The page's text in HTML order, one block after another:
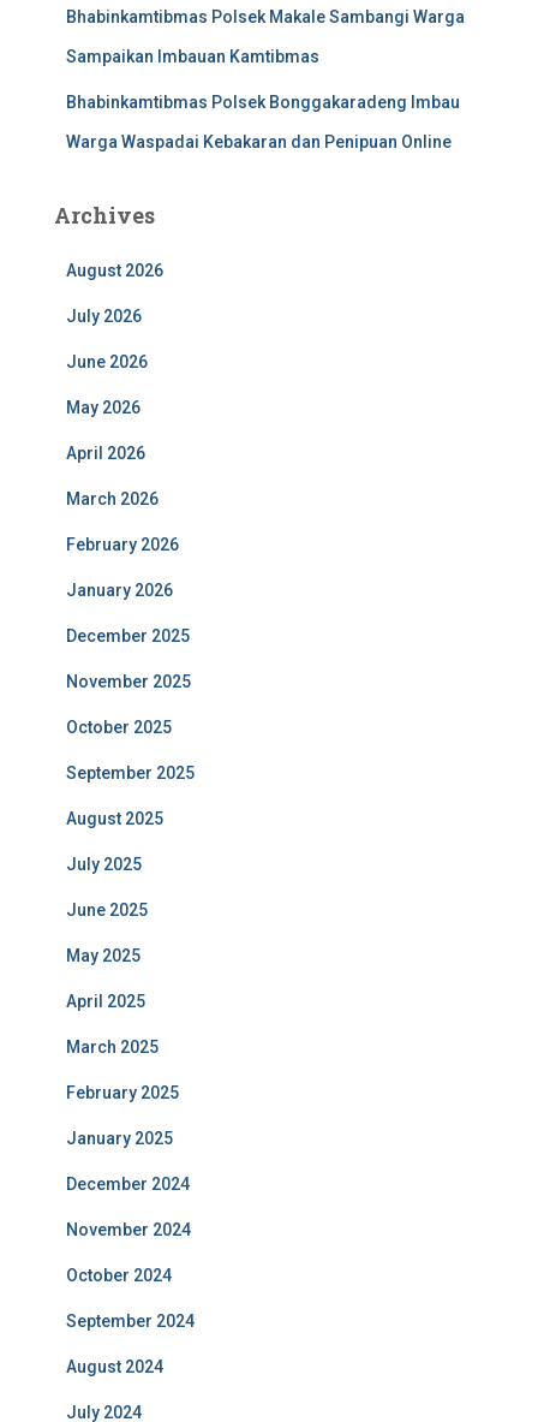
Bhabinkamtibmas Polsek Makale Sambangi Warga
Sampaikan Imbauan Kamtibmas
Bhabinkamtibmas Polsek Bonggakaradeng Imbau
Warga Waspadai Kebakaran dan Penipuan Online
Archives
August 2026
July 2026
June 2026
May 2026
April 2026
March 2026
February 2026
January 2026
December 2025
November 2025
October 2025
September 2025
August 2025
July 2025
June 2025
May 2025
April 2025
March 2025
February 2025
January 2025
December 2024
November 2024
October 2024
September 2024
August 2024
July 2024